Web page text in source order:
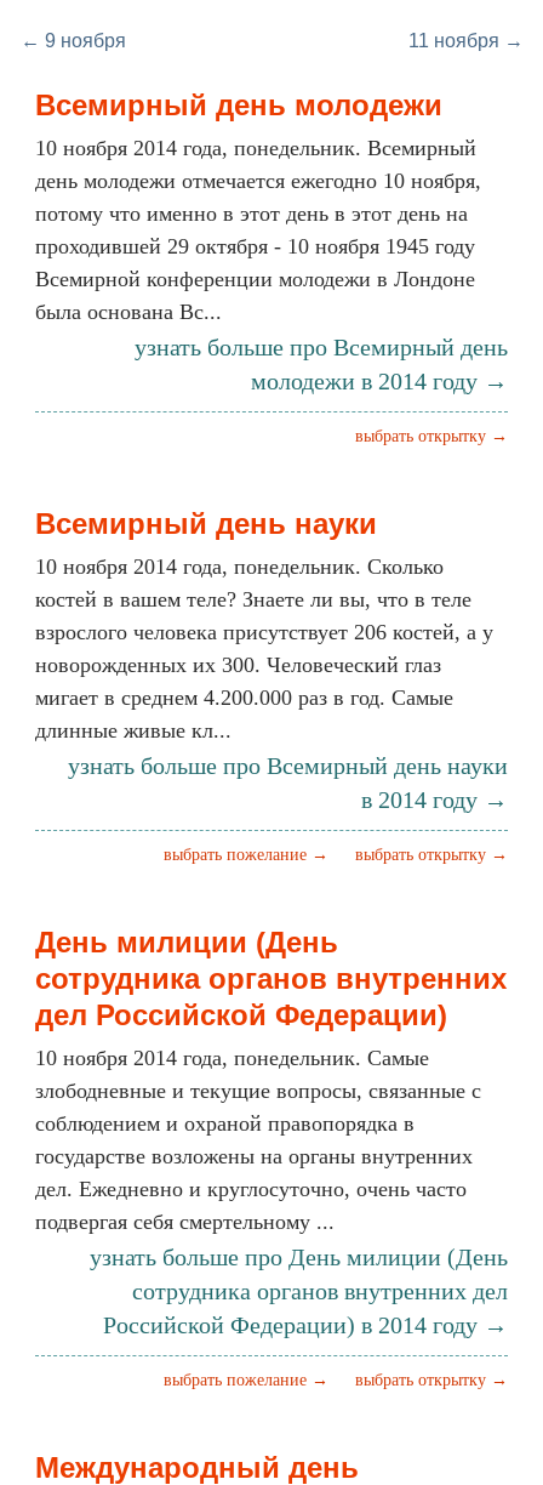
← 9 ноября 11 ноября →
Всемирный день молодежи
10 ноября 2014 года, понедельник. Всемирный
день молодежи отмечается ежегодно 10 ноября,
потому что именно в этот день в этот день на
проходившей 29 октября - 10 ноября 1945 году
Всемирной конференции молодежи в Лондоне
была основана Вс...
узнать больше про Всемирный день
молодежи в 2014 году →
выбрать открытку →
Всемирный день науки
10 ноября 2014 года, понедельник. Сколько
костей в вашем теле? Знаете ли вы, что в теле
взрослого человека присутствует 206 костей, а у
новорожденных их 300. Человеческий глаз
мигает в среднем 4.200.000 раз в год. Самые
длинные живые кл...
узнать больше про Всемирный день науки
в 2014 году →
выбрать открытку →
выбрать пожелание →
День милиции (День
сотрудника органов внутренних
дел Российской Федерации)
10 ноября 2014 года, понедельник. Самые
злободневные и текущие вопросы, связанные с
соблюдением и охраной правопорядка в
государстве возложены на органы внутренних
дел. Ежедневно и круглосуточно, очень часто
подвергая себя смертельному ...
узнать больше про День милиции (День
сотрудника органов внутренних дел
Российской Федерации) в 2014 году →
выбрать открытку →
выбрать пожелание →
Международный день